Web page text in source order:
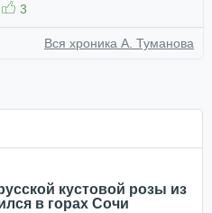
3
Вся хроника А. Туманова
кустовой розы из
в горах Сочи